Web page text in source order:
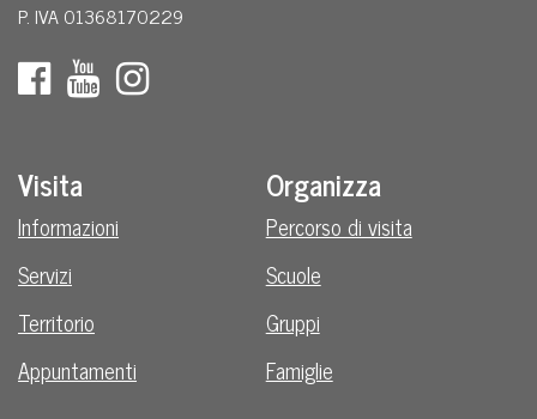
P. IVA 01368170229
Visita
Informazioni
Servizi
Territorio
Appuntamenti
Organizza
Percorso di visita
Scuole
Gruppi
Famiglie